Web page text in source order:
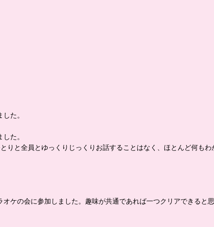
ました。
た。
と全員とゆっくりじっくりお話することはなく、ほとんど何も
ケの会に参加しました。趣味が共通であれば一つクリアできると